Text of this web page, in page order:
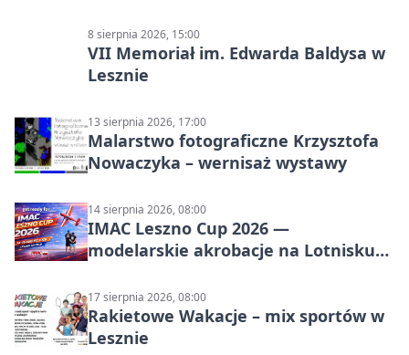
8 sierpnia 2026, 15:00
VII Memoriał im. Edwarda Baldysa w
Lesznie
13 sierpnia 2026, 17:00
Malarstwo fotograficzne Krzysztofa
Nowaczyka – wernisaż wystawy
14 sierpnia 2026, 08:00
IMAC Leszno Cup 2026 —
modelarskie akrobacje na Lotnisku
17 sierpnia 2026, 08:00
Rakietowe Wakacje – mix sportów w
Lesznie